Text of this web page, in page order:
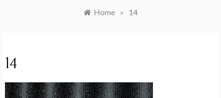
Home » 14
14